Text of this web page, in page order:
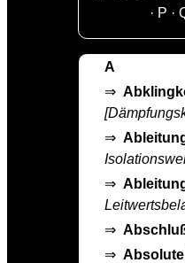
· P ·
A
⇒
⇒
⇒
⇒
⇒